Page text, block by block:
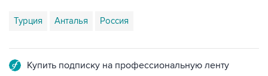
Турция Анталья Россия
Купить подписку на профессиональную ленту